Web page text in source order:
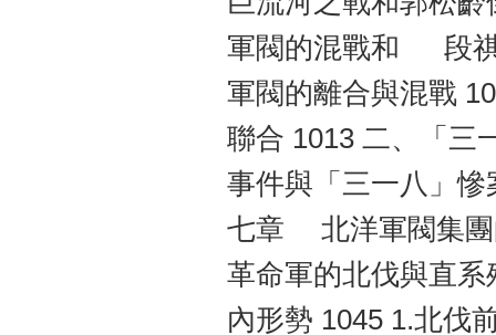
軍閥的混戰和 段祺
軍閥的離合與混戰
聯合 1013 二、「三
事件與「三一八」慘
七章 北洋軍閥集團
革命軍的北伐與直
內形勢 1045 1.北伐